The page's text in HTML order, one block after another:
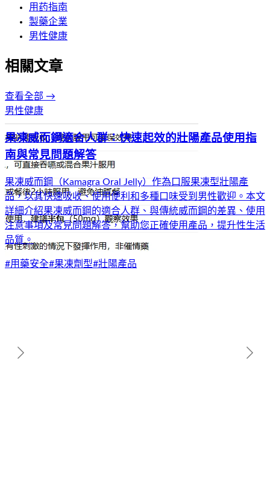
用药指南
製藥企業
男性健康
相關文章
查看全部 →
品，以其快速吸收、使用便利和多種口味受到男性歡迎。本文